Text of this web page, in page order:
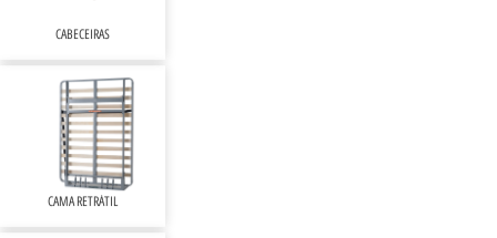
CAMA RETRÁTIL
CABECEIRAS